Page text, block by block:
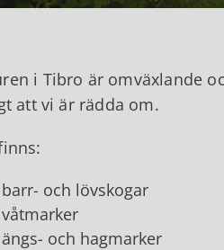
i Tibro är omväxlande
att vi är rädda om.
barr- och lövskogar
våtmarker
ängs- och hagmarker